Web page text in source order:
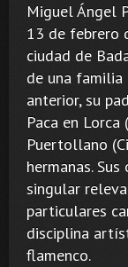
Miguel Ángel
13 de febrero
ciudad de
de una familia
anterior, su
Paca en Lorca
Puertollano
hermanas.
singular
particulares
disciplina
flamenco.